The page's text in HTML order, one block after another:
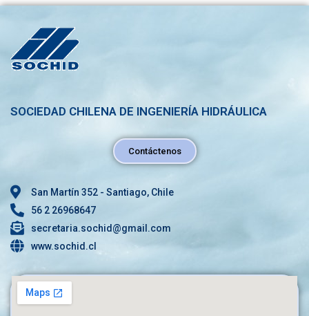
SOCIEDAD CHILENA DE INGENIERÍA HIDRÁULICA
Contáctenos
San Martín 352 - Santiago, Chile
56 2 26968647
secretaria.sochid@gmail.com
www.sochid.cl